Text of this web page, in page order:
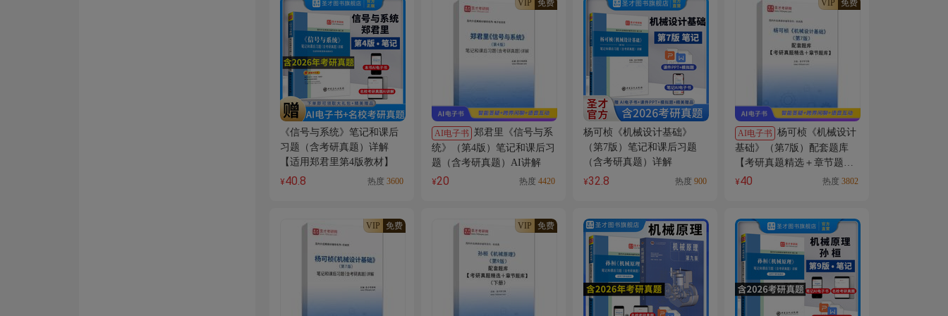
《信号与系统》笔记和课后
习题（含考研真题）详解
【适用郑君里第4版教材】
¥40.8 热度 3600
VIP 免费
AI电子书 郑君里《信号与系
统》（第4版）笔记和课后习
题（含考研真题）AI讲解
¥20 热度 4420
杨可桢《机械设计基础》
（第7版）笔记和课后习题
（含考研真题）详解
¥32.8 热度 900
VIP 免费
AI电子书 杨可桢《机械设计
基础》（第7版）配套题库
【考研真题精选＋章节题
库】AI讲解
¥40 热度 3802
VIP 免费 VIP 免费